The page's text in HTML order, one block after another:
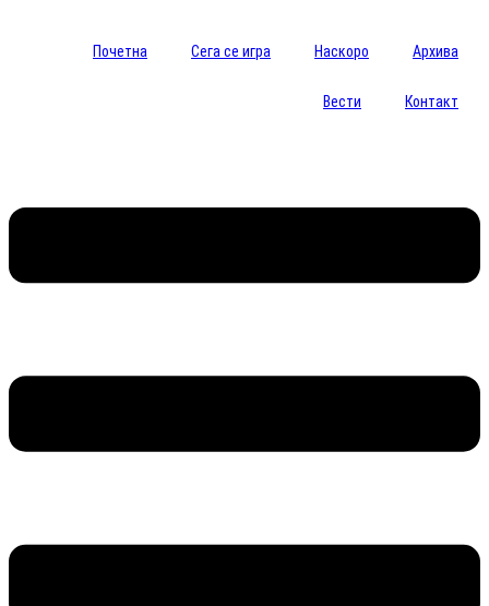
Почетна Сега се игра Наскоро Архива
Вести Контакт